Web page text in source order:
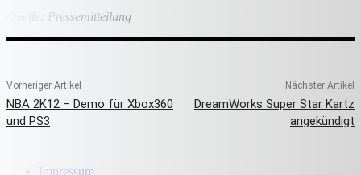
Quelle: Pressemitteilung
Vorheriger Artikel
NBA 2K12 – Demo für Xbox360
und PS3
Nächster Artikel
DreamWorks Super Star Kartz
angekündigt
Impressum